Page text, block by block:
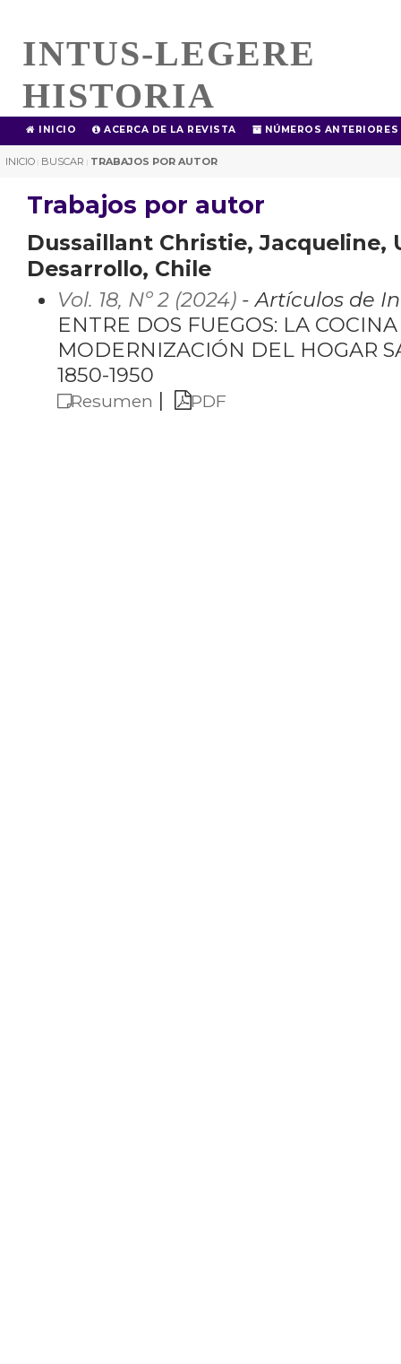
INTUS-LEGERE
HISTORIA
INICIO ACERCA DE LA REVISTA NÚMEROS ANTERIORES
INICIO | BUSCAR | TRABAJOS POR AUTOR
Trabajos por autor
Dussaillant Christie, Jacqueline,
Desarrollo, Chile
Vol. 18, Nº 2 (2024)- Artículos de
ENTRE DOS FUEGOS: LA
MODERNIZACIÓN DEL HOGAR
1850-1950
Resumen | PDF